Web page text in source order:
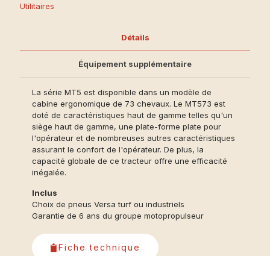
Utilitaires
Détails
Équipement supplémentaire
La série MT5 est disponible dans un modèle de
cabine ergonomique de 73 chevaux. Le MT573 est
doté de caractéristiques haut de gamme telles qu'un
siège haut de gamme, une plate-forme plate pour
l'opérateur et de nombreuses autres caractéristiques
assurant le confort de l'opérateur. De plus, la
capacité globale de ce tracteur offre une efficacité
inégalée.
Inclus
Choix de pneus Versa turf ou industriels
Garantie de 6 ans du groupe motopropulseur
Fiche technique